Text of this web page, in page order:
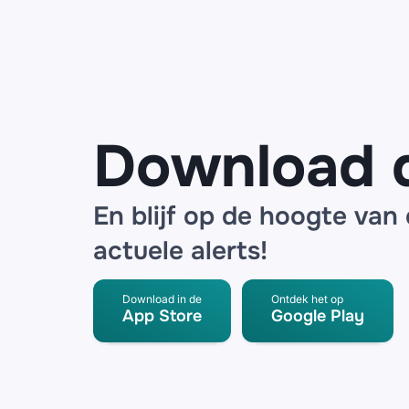
Download
En blijf op de hoogte van
actuele alerts!
Download in de
App Store
Ontdek het op
Google Play